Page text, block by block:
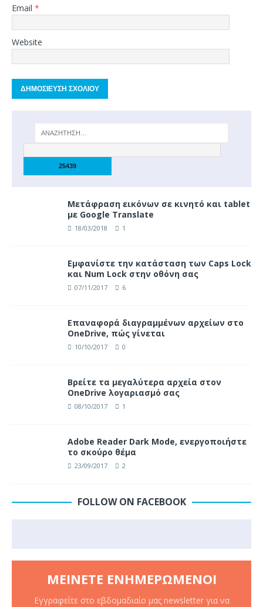
Email *
Website
Μετάφραση εικόνων σε κινητό και tablet
με Google Translate
18/03/2018 1
Eμφανίστε την κατάσταση των Caps Lock
και Num Lock στην οθόνη σας
07/11/2017 6
Επαναφορά διαγραμμένων αρχείων στο
OneDrive, πώς γίνεται
10/10/2017 0
Βρείτε τα μεγαλύτερα αρχεία στον
OneDrive λογαριασμό σας
08/10/2017 1
Adobe Reader Dark Mode, ενεργοποιήστε
το σκούρο θέμα
23/09/2017 2
FOLLOW ON FACEBOOK
ΜΕΊΝΕΤΕ ΕΝΗΜΕΡΩΜΈΝΟΙ
Εγγραφείτε στο εβδομαδιαίο μας newsletter για να